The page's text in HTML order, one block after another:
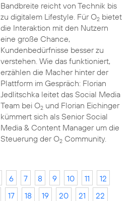
Bandbreite reicht von Technik bis
zu digitalem Lifestyle. Für O2bietet
die Interaktion mit den Nutzern
eine große Chance,
Kundenbedürfnisse besser zu
verstehen. Wie das funktioniert,
erzählen die Macher hinter der
Plattform im Gespräch: Florian
Jedlitschka leitet das Social Media
Team bei O2und Florian Eichinger
kümmert sich als Senior Social
Media & Content Manager um die
Steuerung der O2Community.
6 7 8 9 10 11
12
17 18 19 20 21
22